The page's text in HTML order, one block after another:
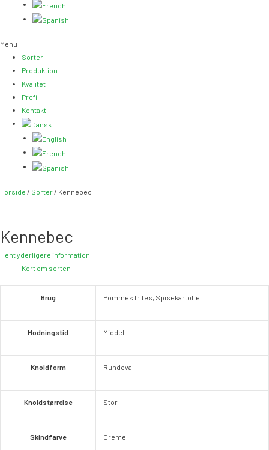
Menu
Sorter
Produktion
Kvalitet
Profil
Kontakt
Forside / Sorter / Kennebec
Kennebec
Hent yderligere information
Kort om sorten
Brug Pommes frites, Spisekartoffel
Modningstid Middel
Knoldform Rundoval
Knoldstørrelse Stor
Skindfarve Creme